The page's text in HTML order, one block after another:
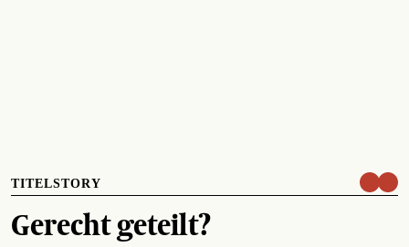
TITELSTORY
Gerecht geteilt?